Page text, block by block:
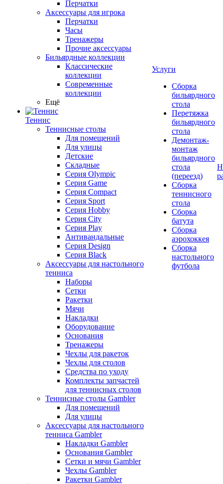
Перчатки
Аксессуары для игрока
Перчатки
Часы
Тренажеры
Прочие аксессуары
Бильярдные коллекции
Классические
коллекции
Современные
коллекции
Ещё
Теннис
Теннисные столы
Для помещений
Для улицы
Детские
Складные
Серия Olympic
Серия Game
Серия Compact
Серия Sport
Серия Hobby
Серия City
Серия Play
Антивандальные
Серия Design
Серия Black
Аксессуары для настольного
тенниса
Наборы
Сетки
Ракетки
Мячи
Накладки
Оборудование
Основания
Тренажеры
Чехлы для ракеток
Чехлы для столов
Средства по уходу
Комплекты запчастей
для теннисных столов
Теннисные столы Gambler
Для помещений
Для улицы
Аксессуары для настольного
тенниса Gambler
Накладки Gambler
Основания Gambler
Сетки и мячи Gambler
Чехлы Gambler
Ракетки Gambler
Услуги
Сборка
бильярдного
стола
Перетяжка
бильярдного
стола
Демонтаж-
монтаж
бильярдного
стола
(переезд)
Сборка
теннисного
стола
Сборка
батута
Сборка
аэрохоккея
Сборка
настольного
футбола